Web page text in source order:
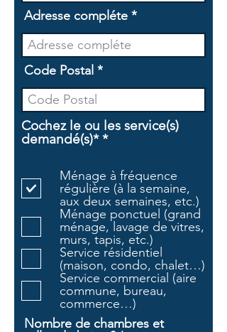
Adresse compléte
Code Postal
Cochez le ou les service(s)
demandé(s)* *O
g
a
t
o
i
r
e
Ménage à fréquence
régulière (à la semaine,
aux deux semaines, etc.)
Ménage ponctuel (grand
ménage, lavage de vitres,
murs, tapis, etc.)
Service résidentiel
(maison, condo, chalet…)
Service commercial (aire
commune, bureau,
commerce…)
Nombre de chambres et